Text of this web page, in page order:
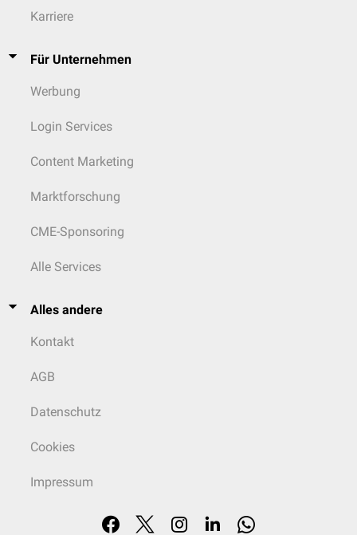
Karriere
Für Unternehmen
Werbung
Login Services
Content Marketing
Marktforschung
CME-Sponsoring
Alle Services
Alles andere
Kontakt
AGB
Datenschutz
Cookies
Impressum